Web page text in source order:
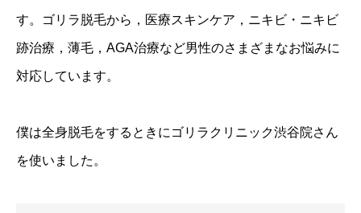
す。ゴリラ脱毛から，医療スキンケア，ニキビ・ニキビ
跡治療，薄毛，AGA治療など男性のさまざまなお悩みに
対応しています。
僕は全身脱毛をするときにゴリラクリニック渋谷院さん
を使いました。